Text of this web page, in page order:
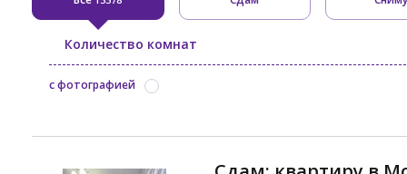
Количество комнат
с фотографией